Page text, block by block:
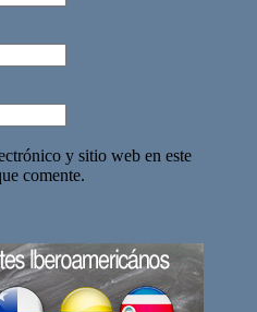
y sitio web en este
comente.